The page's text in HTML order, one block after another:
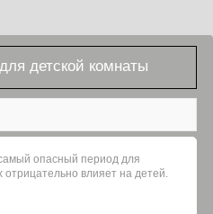
детской комнаты
опасный период для
отрицательно влияет на детей.